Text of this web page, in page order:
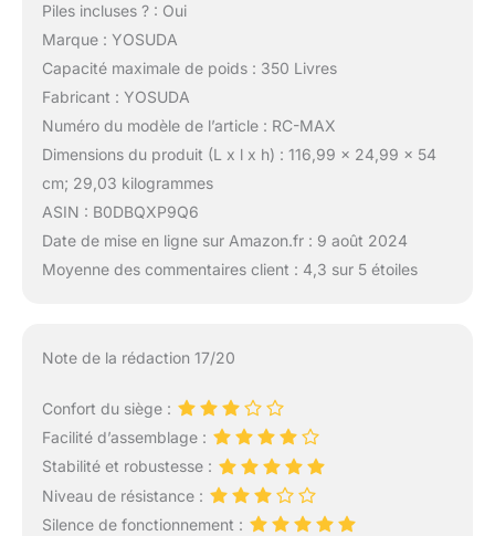
Piles incluses ? : Oui
Marque : YOSUDA
Capacité maximale de poids : 350 Livres
Fabricant : YOSUDA
Numéro du modèle de l’article : RC-MAX
Dimensions du produit (L x l x h) : 116,99 x 24,99 x 54
cm; 29,03 kilogrammes
ASIN : B0DBQXP9Q6
Date de mise en ligne sur Amazon.fr : 9 août 2024
Moyenne des commentaires client : 4,3 sur 5 étoiles
Note de la rédaction 17/20
Confort du siège :
Facilité d’assemblage :
Stabilité et robustesse :
Niveau de résistance :
Silence de fonctionnement :